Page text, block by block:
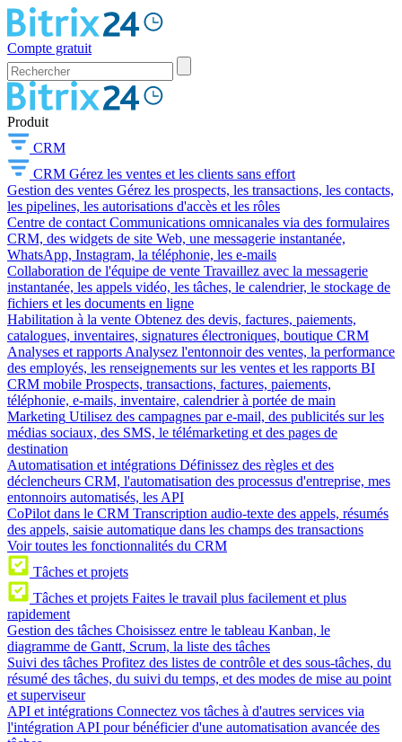
Compte gratuit
Produit
CRM
CRM Gérez les ventes et les clients sans effort
Gestion des ventes Gérez les prospects, les transactions, les contacts,
les pipelines, les autorisations d'accès et les rôles
Centre de contact Communications omnicanales via des formulaires
CRM, des widgets de site Web, une messagerie instantanée,
WhatsApp, Instagram, la téléphonie, les e-mails
Collaboration de l'équipe de vente Travaillez avec la messagerie
instantanée, les appels vidéo, les tâches, le calendrier, le stockage de
fichiers et les documents en ligne
Habilitation à la vente Obtenez des devis, factures, paiements,
catalogues, inventaires, signatures électroniques, boutique CRM
Analyses et rapports Analysez l'entonnoir des ventes, la performance
des employés, les renseignements sur les ventes et les rapports BI
CRM mobile Prospects, transactions, factures, paiements,
téléphonie, e-mails, inventaire, calendrier à portée de main
Marketing Utilisez des campagnes par e-mail, des publicités sur les
médias sociaux, des SMS, le télémarketing et des pages de
destination
Automatisation et intégrations Définissez des règles et des
déclencheurs CRM, l'automatisation des processus d'entreprise, mes
entonnoirs automatisés, les API
CoPilot dans le CRM Transcription audio-texte des appels, résumés
des appels, saisie automatique dans les champs des transactions
Voir toutes les fonctionnalités du CRM
Tâches et projets
Tâches et projets Faites le travail plus facilement et plus
rapidement
Gestion des tâches Choisissez entre le tableau Kanban, le
diagramme de Gantt, Scrum, la liste des tâches
Suivi des tâches Profitez des listes de contrôle et des sous-tâches, du
résumé des tâches, du suivi du temps, et des modes de mise au point
et superviseur
API et intégrations Connectez vos tâches à d'autres services via
l'intégration API pour bénéficier d'une automatisation avancée des